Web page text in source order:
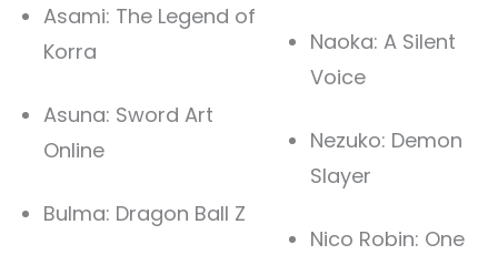
Asami: The Legend of
Korra
Asuna: Sword Art
Online
Bulma: Dragon Ball Z
Naoka: A Silent
Voice
Nezuko: Demon
Slayer
Nico Robin: One